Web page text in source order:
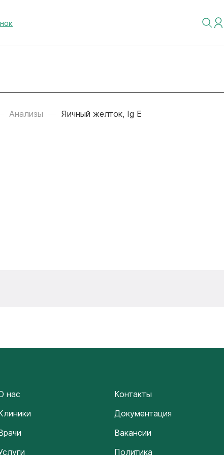
Анализы Яичный желток, Ig E
нас
Контакты
Документация
Вакансии
Политика